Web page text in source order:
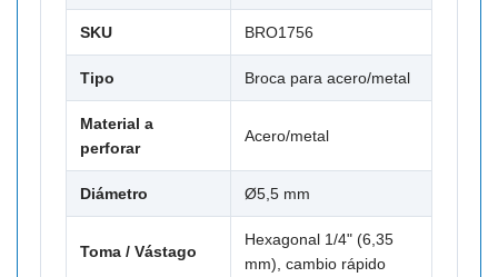
SKU BRO1756
Tipo Broca para acero/metal
Material a
perforar
Acero/metal
Diámetro Ø5,5 mm
Toma / Vástago
Hexagonal 1/4" (6,35
mm), cambio rápido